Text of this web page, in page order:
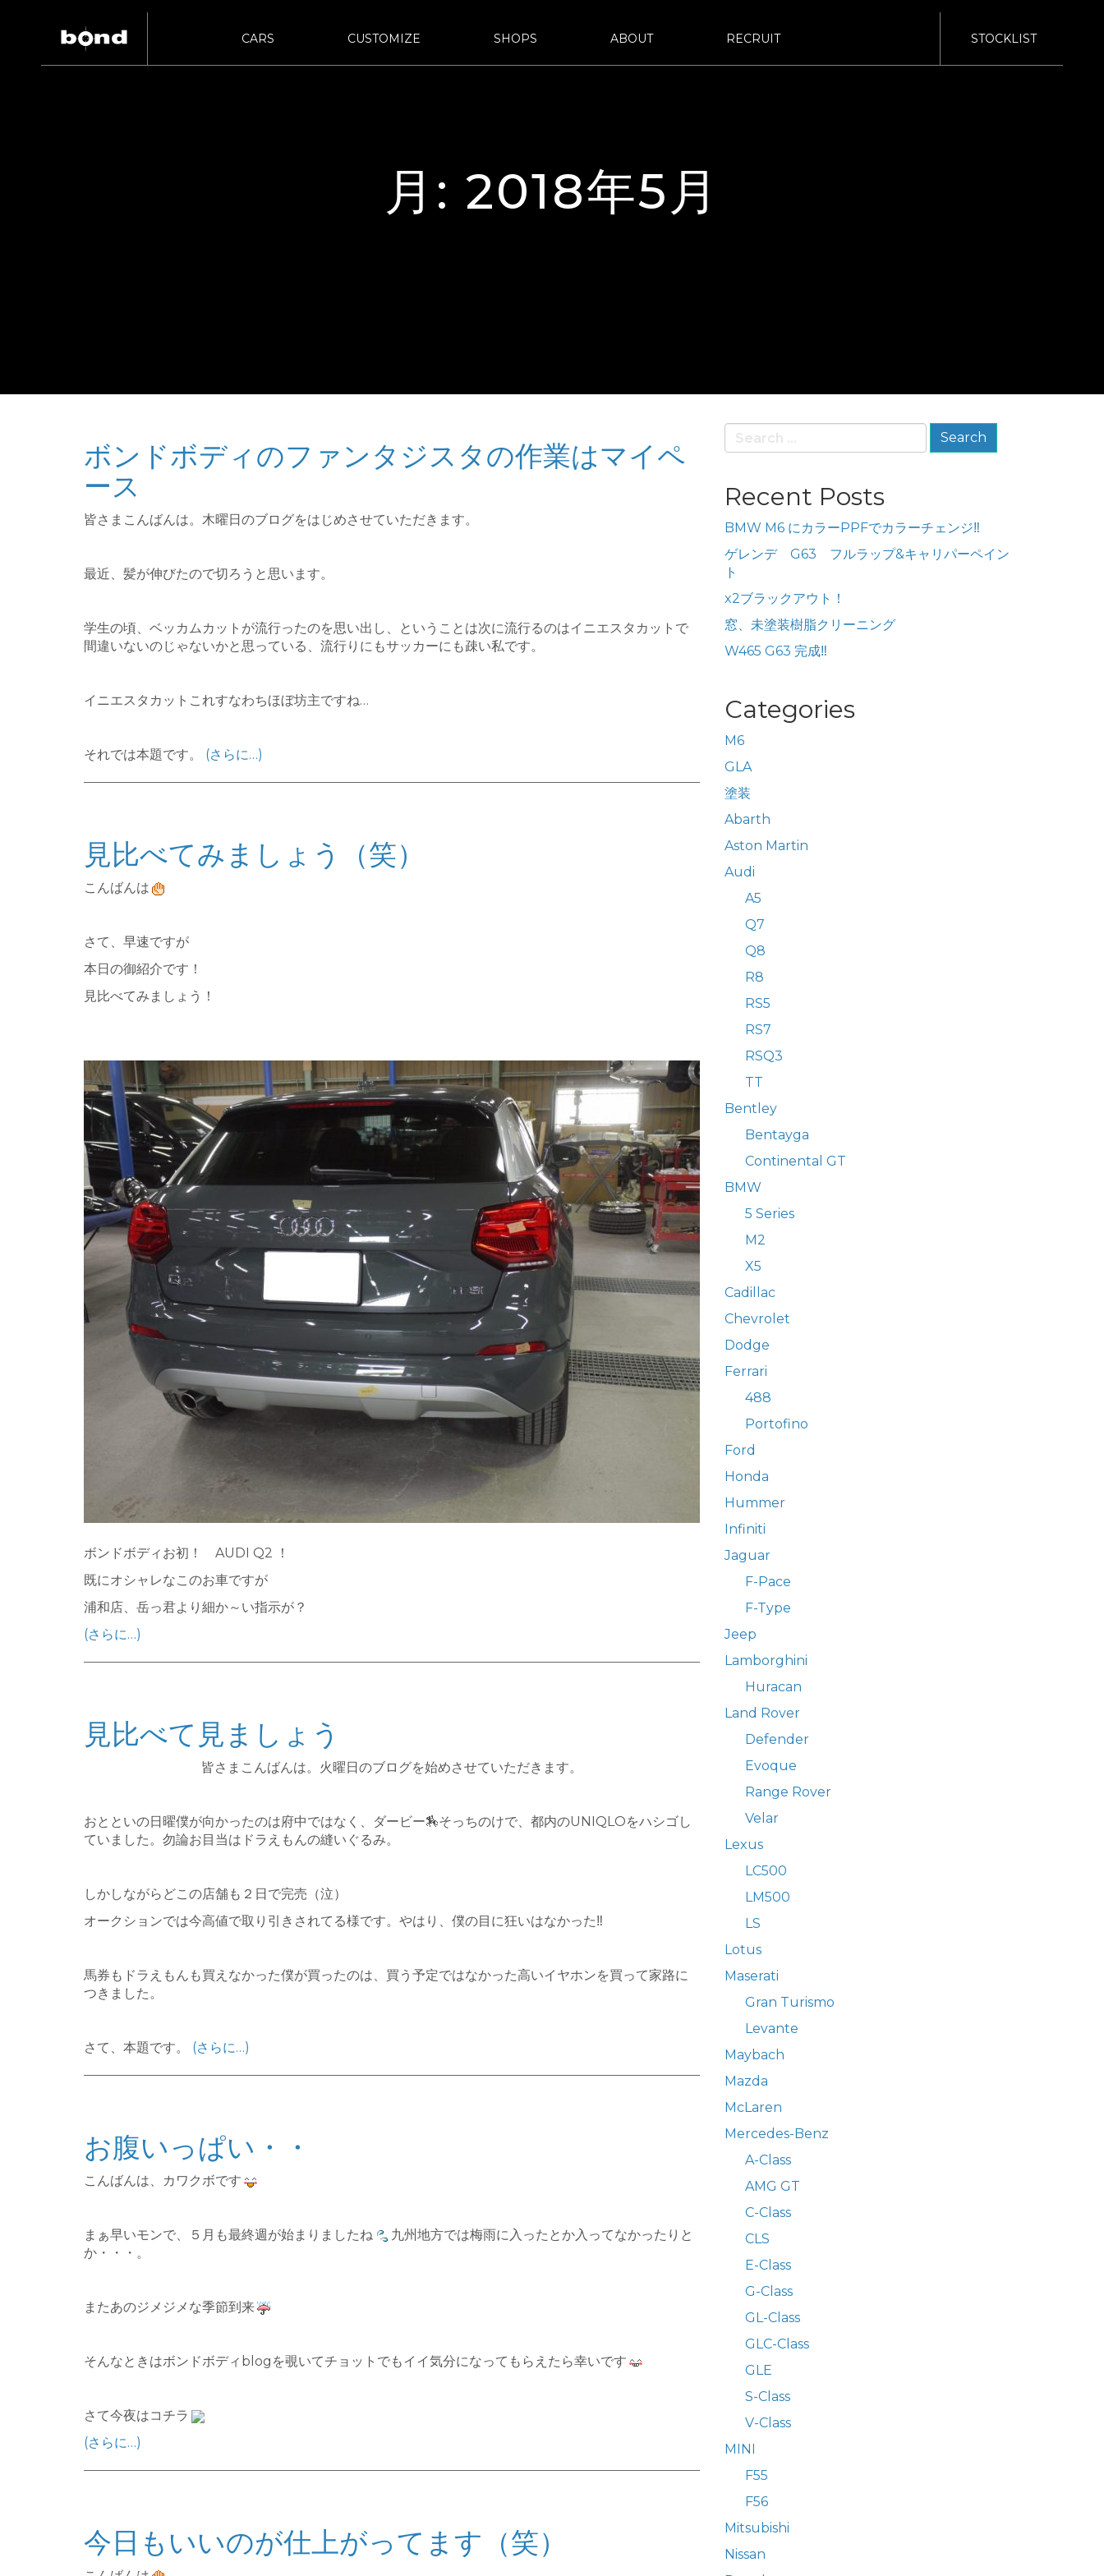
CARS CUSTOMIZE SHOPS ABOUT RECRUIT STOCKLIST
bond GLASS bond Beijing bond Germany
月: 2018年5月
ボンドボディのファンタジスタの作業はマイペ
ース
皆さまこんばんは。木曜日のブログをはじめさせていただきます。
最近、髪が伸びたので切ろうと思います。
学生の頃、ベッカムカットが流行ったのを思い出し、ということは次に流行るのはイニエスタカットで
間違いないのじゃないかと思っている、流行りにもサッカーにも疎い私です。
イニエスタカットこれすなわちほぼ坊主ですね…
それでは本題です。 (さらに…)
見比べてみましょう（笑）
こんばんは
さて、早速ですが
本日の御紹介です！
見比べてみましょう！
ボンドボディお初！ AUDI Q2 ！
既にオシャレなこのお車ですが
浦和店、岳っ君より細か～い指示が？
(さらに…)
見比べて見ましょう
皆さまこんばんは。火曜日のブログを始めさせていただきます。
おとといの日曜僕が向かったのは府中ではなく、ダービー🏇そっちのけで、都内のUNIQLOをハシゴし
ていました。勿論お目当はドラえもんの縫いぐるみ。
しかしながらどこの店舗も２日で完売（泣）
オークションでは今高値で取り引きされてる様です。やはり、僕の目に狂いはなかった‼︎
馬券もドラえもんも買えなかった僕が買ったのは、買う予定ではなかった高いイヤホンを買って家路に
つきました。
さて、本題です。 (さらに…)
お腹いっぱい・・
こんばんは、カワクボです
まぁ早いモンで、５月も最終週が始まりましたね
九州地方では梅雨に入ったとか入ってなかったりと
か・・・。
またあのジメジメな季節到来
そんなときはボンドボディblogを覗いてチョットでもイイ気分になってもらえたら幸いです
さて今夜はコチラ
(さらに…)
今日もいいのが仕上がってます（笑）
Search
for:
Recent Posts
BMW M6 にカラーPPFでカラーチェンジ‼️
ゲレンデ G63 フルラップ&キャリパーペイン
ト
x2ブラックアウト！
窓、未塗装樹脂クリーニング
W465 G63 完成‼️
Categories
M6
GLA
塗装
Abarth
Aston Martin
Audi
A5
Q7
Q8
R8
RS5
RS7
RSQ3
TT
Bentley
Bentayga
Continental GT
BMW
5 Series
M2
X5
Cadillac
Chevrolet
Dodge
Ferrari
488
Portofino
Ford
Honda
Hummer
Infiniti
Jaguar
F-Pace
F-Type
Jeep
Lamborghini
Huracan
Land Rover
Defender
Evoque
Range Rover
Velar
Lexus
LC500
LM500
LS
Lotus
Maserati
Gran Turismo
Levante
Maybach
Mazda
McLaren
Mercedes-Benz
A-Class
AMG GT
C-Class
CLS
E-Class
G-Class
GL-Class
GLC-Class
GLE
S-Class
V-Class
MINI
F55
F56
Mitsubishi
Nissan